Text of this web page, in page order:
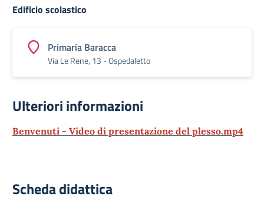
Edificio scolastico
Primaria Baracca
Via Le Rene, 13 - Ospedaletto
Ulteriori informazioni
Benvenuti - Video di presentazione del plesso.mp4
Scheda didattica